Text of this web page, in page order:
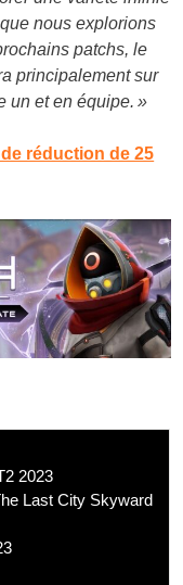
nous explorions
patchs, le
principalement sur
un et en équipe. »
réduction de 25
2023
Last City Skyward